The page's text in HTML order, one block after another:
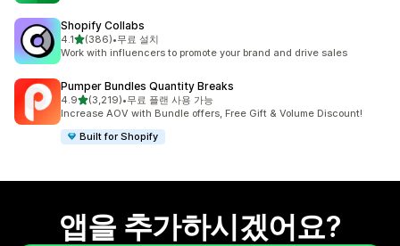
Shopify Collabs
4.1별 5개 중
(386)
총 리뷰 386개
•무료 설치
Work with influencers to promote your brand and drive sales
Pumper Bundles Quantity Breaks
4.9별 5개 중
(3,219)
총 리뷰 3219개
•무료 플랜 사용 가능
Increase AOV with Bundle offers, Free Gift & Volume Discount!
Built for Shopify
앱을 추가하시겠어요?